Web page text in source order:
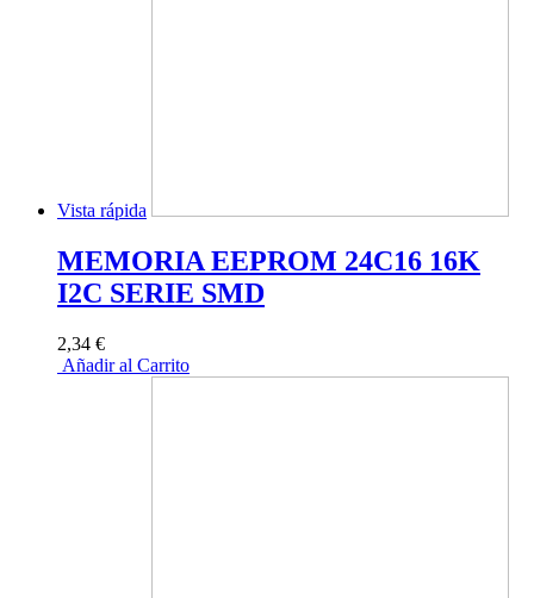
Vista rápida
MEMORIA EEPROM 24C16 16K
I2C SERIE SMD
2,34 €
Añadir al Carrito